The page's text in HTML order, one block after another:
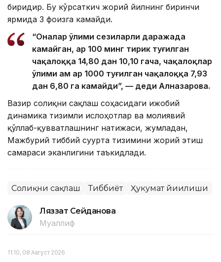
биридир. Бу кўрсаткич жорий йилнинг биринчи
ярмида 3 фоизга камайди.
“Оналар ўлими сезиларли даражада
камайган, ҳар 100 минг тирик туғилган
чақалоққа 14,80 дан 10,10 гача, чақалоқлар
ўлими ҳам ҳар 1000 туғилган чақалоққа 7,93
дан 6,80 га камайди”, — деди Алназарова.
Вазир соғлиқни сақлаш соҳасидаги ижобий
динамика тизимли ислоҳотлар ва молиявий
қўллаб-қувватлашнинг натижаси, жумладан,
Мажбурий тиббий суғурта тизимини жорий этиш
самараси эканлигини таъкидлади.
Соғлиқни сақлаш Тиббиёт Ҳукумат йиғилиши
Ляззат Сейданова
Муаллиф
11:10, 08 Август 2026